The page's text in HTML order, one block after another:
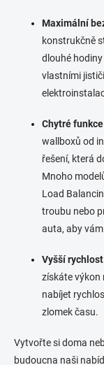
Maximální
konstrukčně
dlouhé
vlastními
Chytré
wallboxů od
řešení, která
Mnoho
Load
troubu nebo
auta, aby
Vyšší
získáte výkon
nabíjet
zlomek času.
Vytvořte si doma
budoucna naši